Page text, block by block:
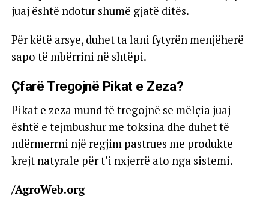
juaj është ndotur shumë gjatë ditës.
Për këtë arsye, duhet ta lani fytyrën menjëherë
sapo të mbërrini në shtëpi.
Çfarë Tregojnë Pikat e Zeza?
Pikat e zeza mund të tregojnë se mëlçia juaj
është e tejmbushur me toksina dhe duhet të
ndërmerrni një regjim pastrues me produkte
krejt natyrale për t’i nxjerrë ato nga sistemi.
/AgroWeb.org